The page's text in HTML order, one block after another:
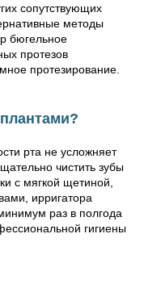
сопутствующих
методы
бюгельное
протезов
протезирование.
рта не усложняет
чистить зубы
с мягкой щетиной,
ирригатора
раз в полгода
гигиены